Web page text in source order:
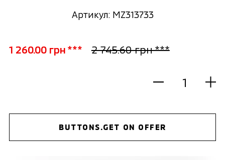
Артикул: MZ313733
1 260.00 грн *** 2 745.60 грн ***
BUTTONS.GET ON OFFER